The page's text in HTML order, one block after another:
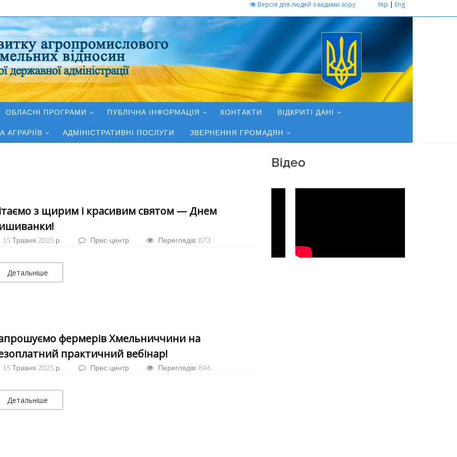
Укр | Eng
Версія для людей з вадами зору
ОБЛАСНІ ПРОГРАМИ ПУБЛІЧНА ІНФОРМАЦІЯ КОНТАКТИ ВІДКРИТІ ДАНІ
АГРАРІЇВ АДМІНІСТРАТИВНІ ПОСЛУГИ ЗВЕРНЕННЯ ГРОМАДЯН
з щирим і красивим святом — Днем
15 Травня 2025 р. Прес-центр Переглядів: 873
Детальніше
фермерів Хмельниччини на
практичний вебінар!
15 Травня 2025 р. Прес-центр Переглядів: 846
Детальніше
Відео